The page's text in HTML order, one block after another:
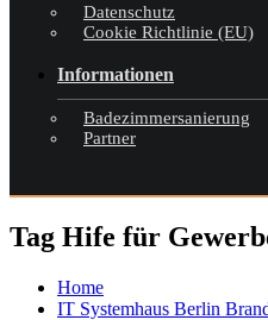
Datenschutz
Cookie Richtlinie (EU)
Informationen
Badezimmersanierung
Partner
Tag Hife für
Home
IT Systemhaus Berlin